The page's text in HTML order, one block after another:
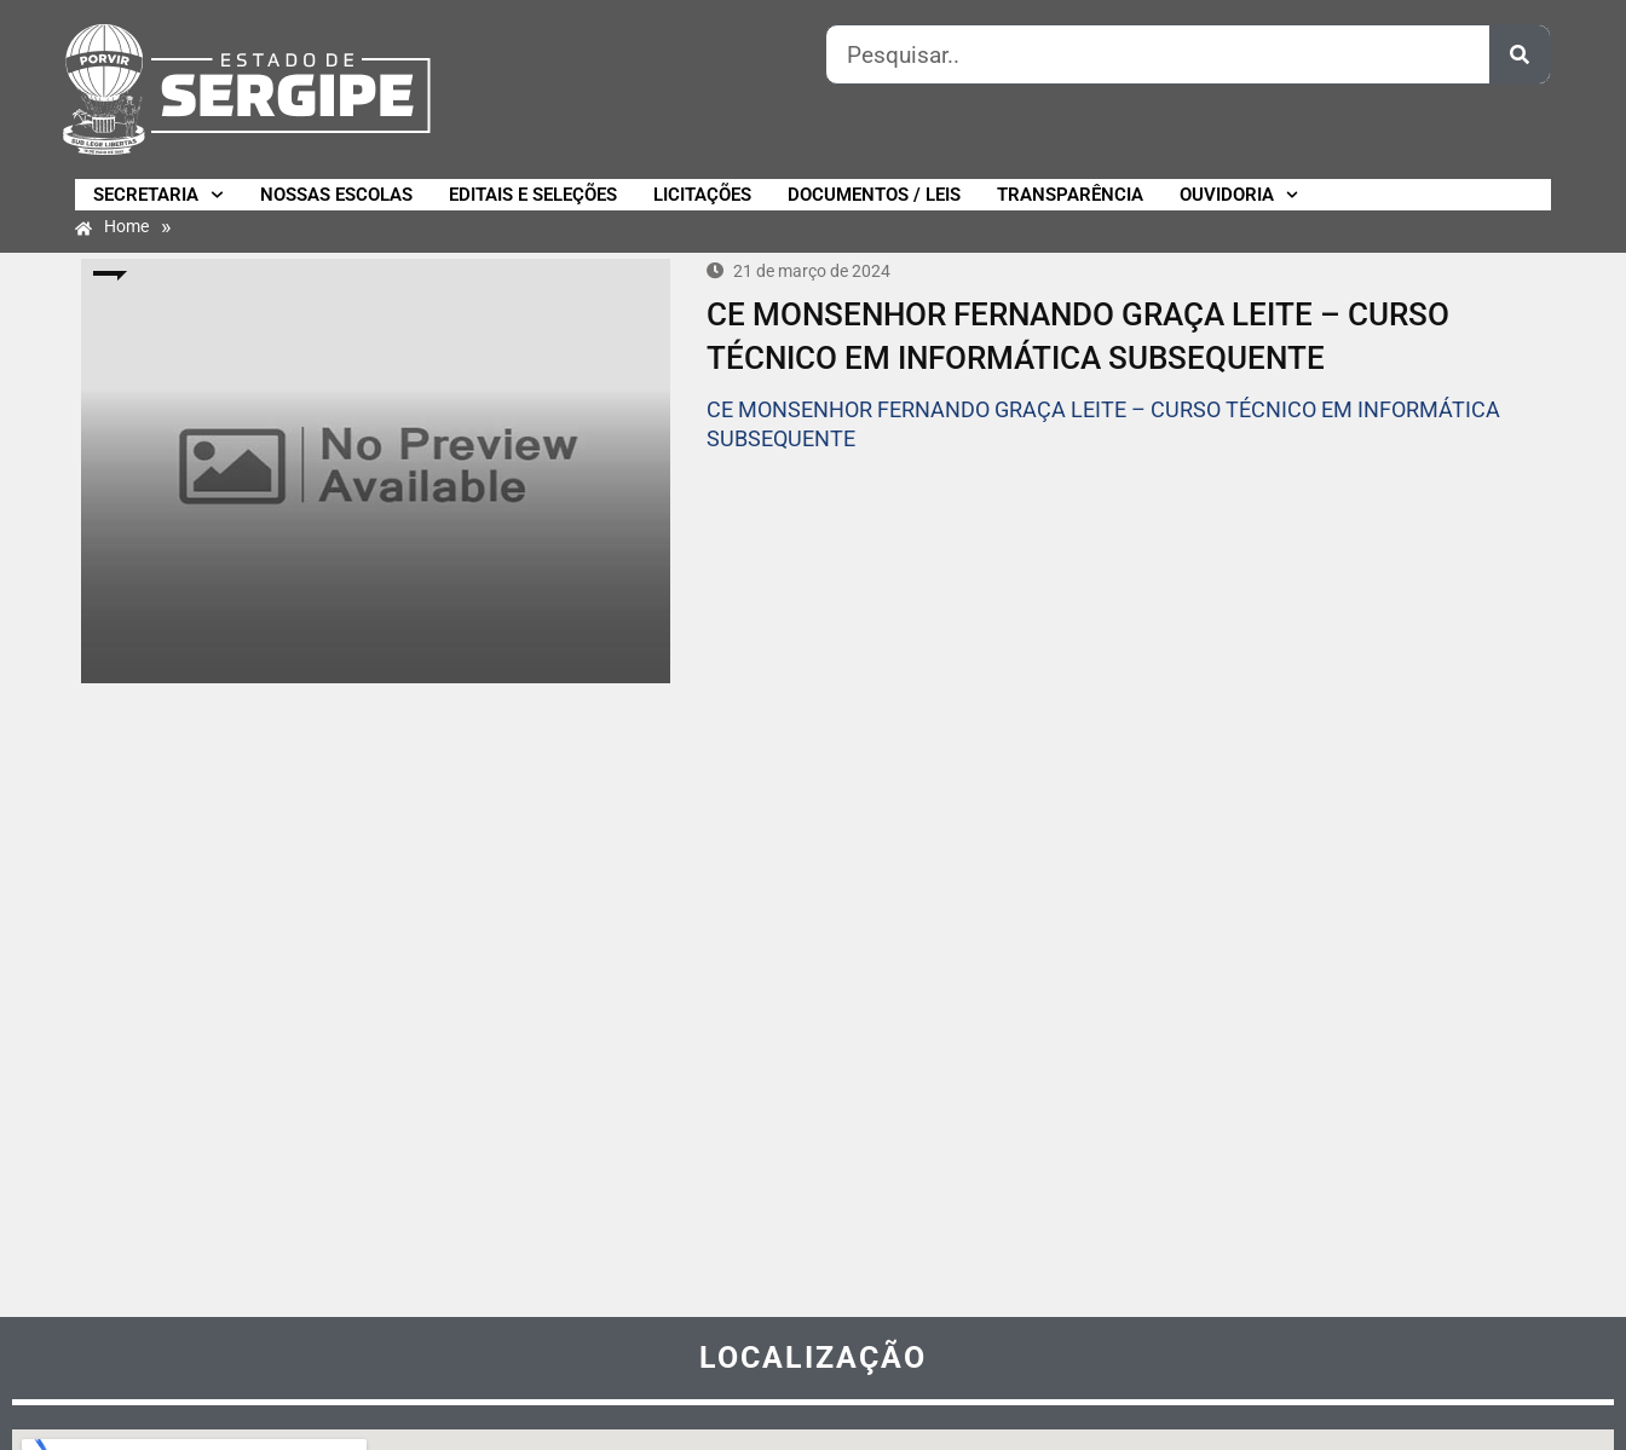
SECRETARIA NOSSAS ESCOLAS EDITAIS E SELEÇÕES LICITAÇÕES DOCUMENTOS / LEIS TRANSPARÊNCIA OUVIDORIA
Home »
21 de março de 2024
CE MONSENHOR FERNANDO GRAÇA LEITE – CURSO
TÉCNICO EM INFORMÁTICA SUBSEQUENTE
CE MONSENHOR FERNANDO GRAÇA LEITE – CURSO TÉCNICO EM INFORMÁTICA
SUBSEQUENTE
LOCALIZAÇÃO